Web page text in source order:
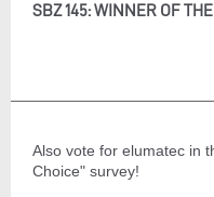
SBZ 145: WINNER OF
Also vote for elumatec in
Choice" survey!